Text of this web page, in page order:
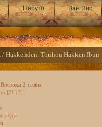
Наруто Ван Пис
/ Hakkenden: Touhou Hakken Ibun
2 сезон
[2013]
сёдзё